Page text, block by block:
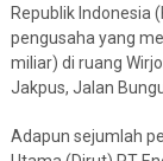
Republik Indonesia
pengusaha yang
miliar) di ruang
Jakpus, Jalan
Adapun sejumlah